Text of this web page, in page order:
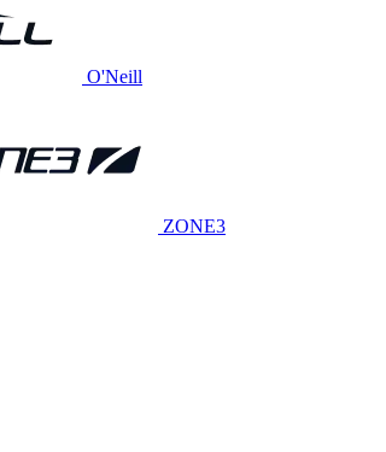
O'Neill
ZONE3